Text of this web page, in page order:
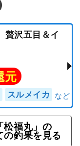
贅沢五目＆イ
元
スルメイカ
「松福丸」の
の釣果を見る